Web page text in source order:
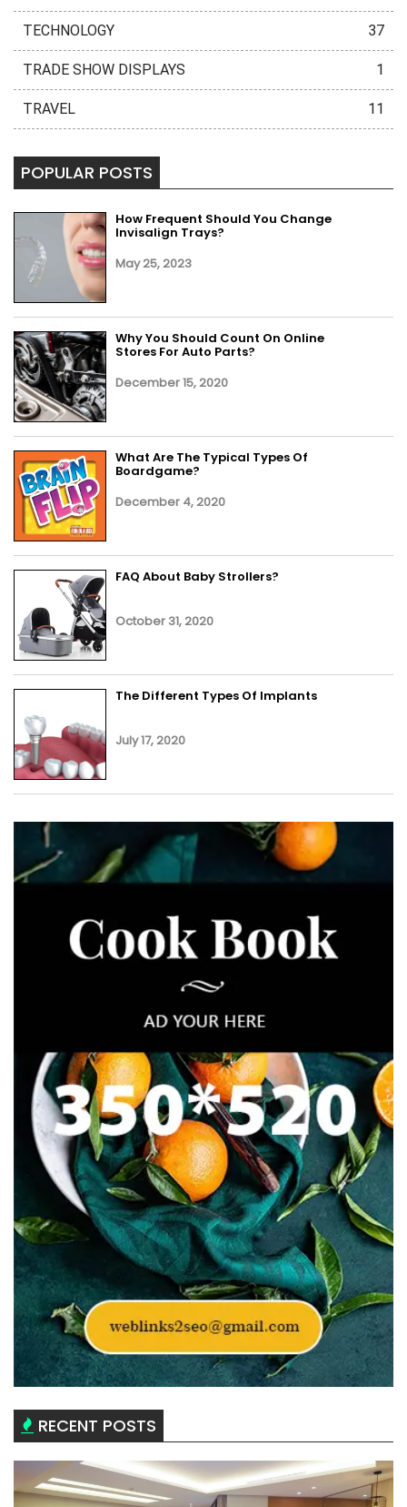
TECHNOLOGY 37
TRADE SHOW DISPLAYS 1
TRAVEL 11
POPULAR POSTS
How Frequent Should You Change
Invisalign Trays?
May 25, 2023
Why You Should Count On Online
Stores For Auto Parts?
December 15, 2020
What Are The Typical Types Of
Boardgame?
December 4, 2020
FAQ About Baby Strollers?
October 31, 2020
The Different Types Of Implants
July 17, 2020
RECENT POSTS